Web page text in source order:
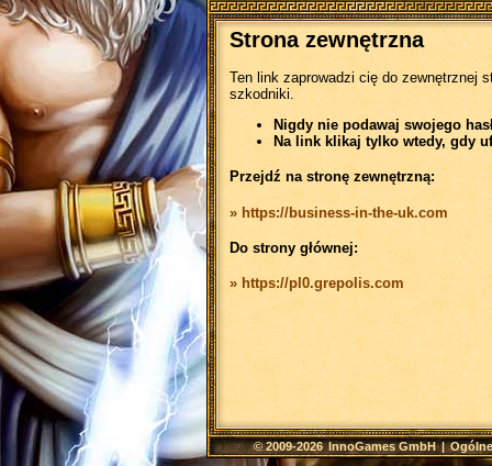
Strona zewnętrzna
Ten link zaprowadzi cię do zewnętrznej
szkodniki.
Nigdy nie podawaj swojego
Na link klikaj tylko wtedy, gdy
Przejdź na stronę zewnętrzną:
» https://business-in-the-uk.com
Do strony głównej:
» https://pl0.grepolis.com
© 2009-2026InnoGames GmbH|